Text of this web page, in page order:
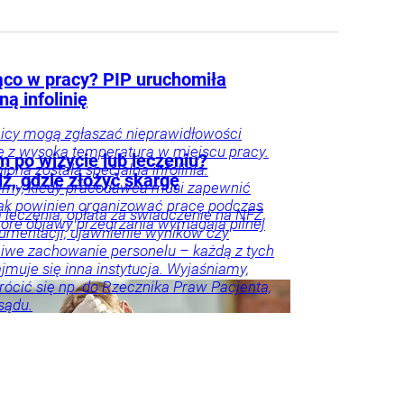
w pracy? PIP uruchomiła
infolinię
mogą zgłaszać nieprawidłowości
z wysoką temperaturą w miejscu pracy.
została specjalna infolinia.
kiedy pracodawca musi zapewnić
powinien organizować pracę podczas
objawy przegrzania wymagają pilnej
po wizycie lub leczeniu?
gdzie złożyć skargę
opłata za świadczenie na NFZ,
ujawnienie wyników czy
zachowanie personelu – każdą z tych
się inna instytucja. Wyjaśniamy,
się np. do Rzecznika Praw Pacjenta,